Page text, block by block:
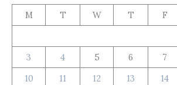
M
T W T F
3
4 5 6 7
10
11 12 13 14